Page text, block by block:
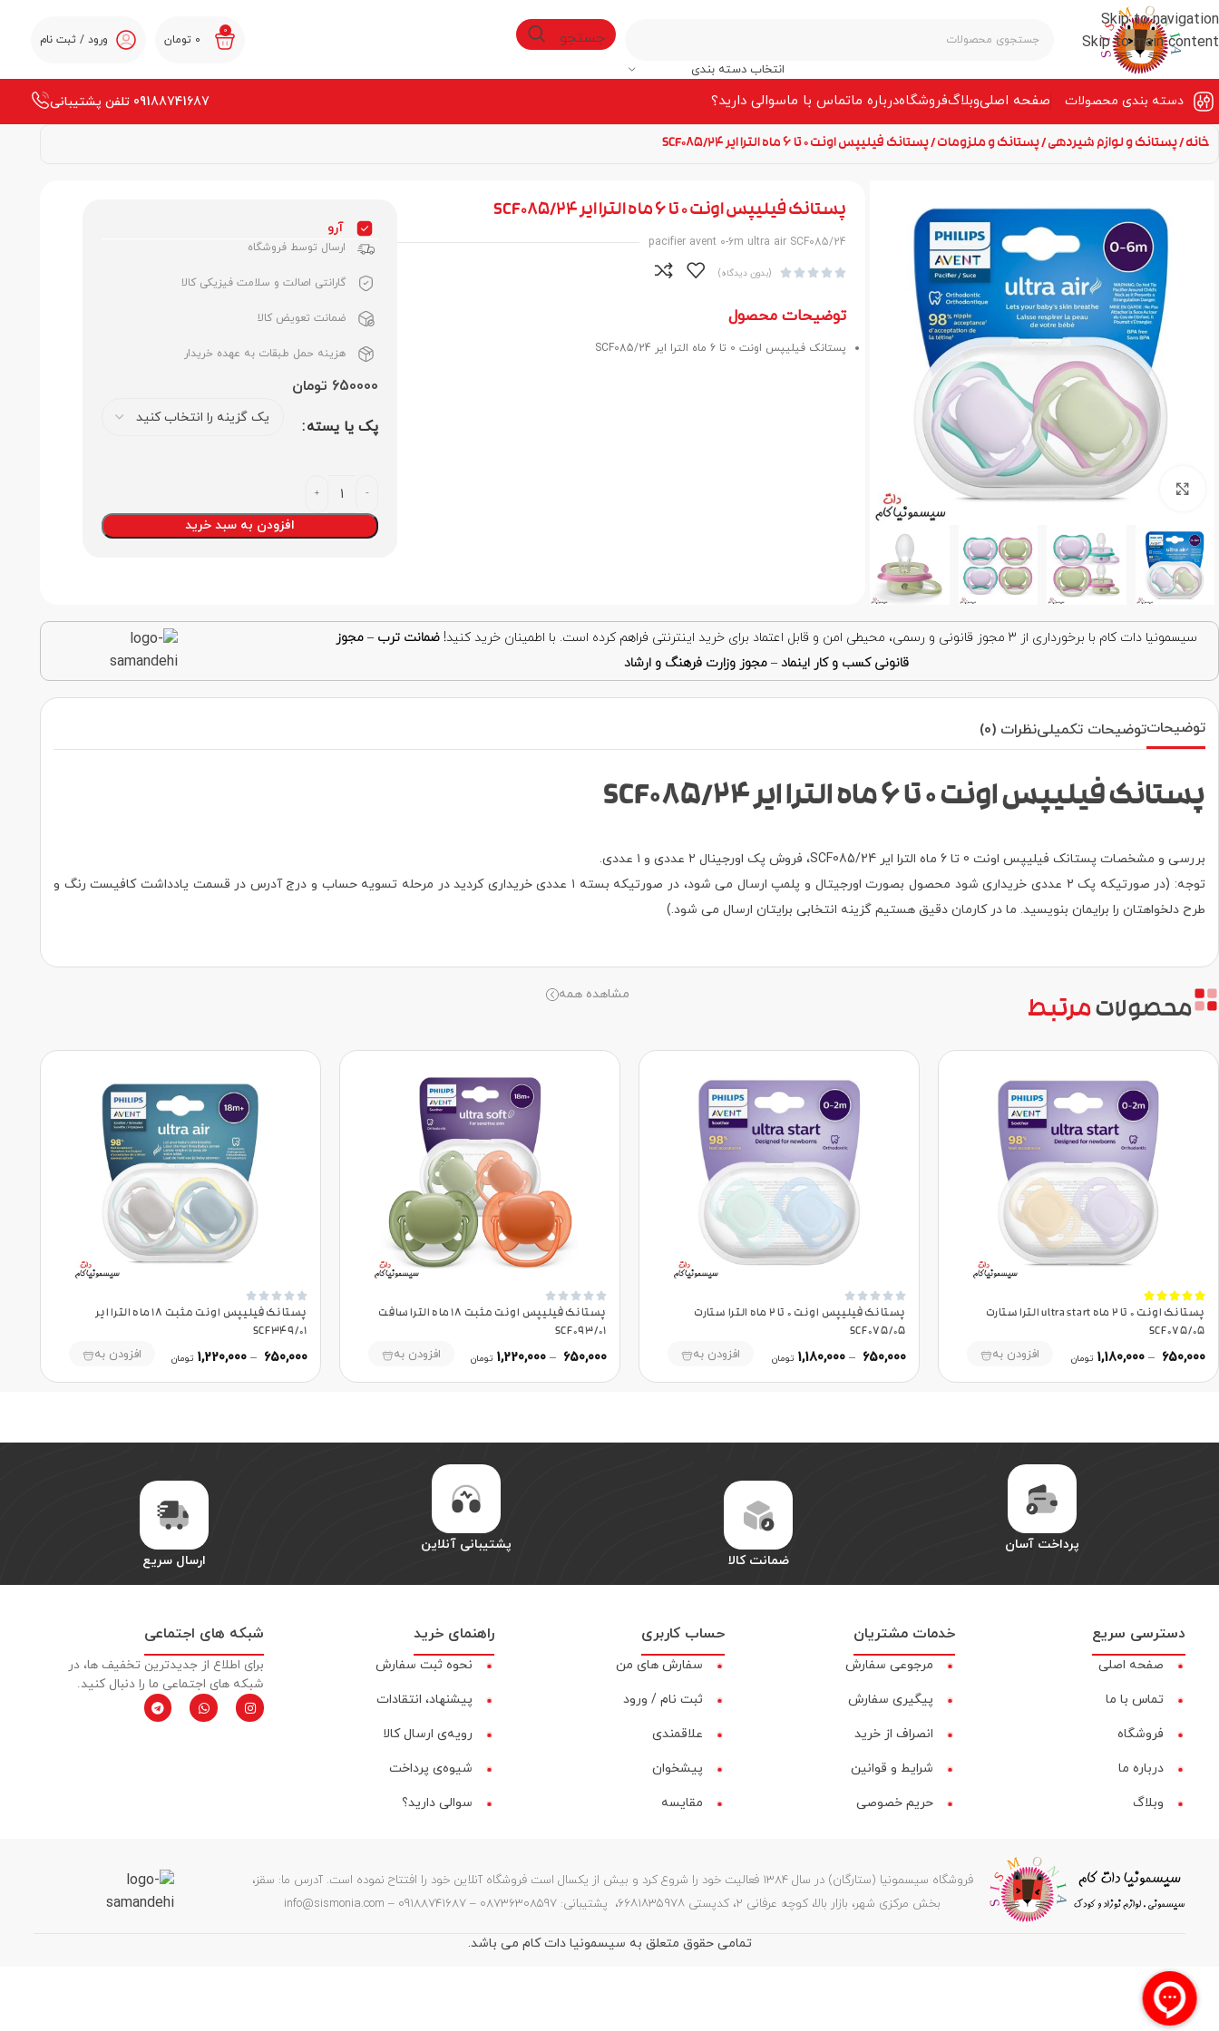
Skip to navigation
Skip to main content
انتخاب دسته بندی
جستجو 0
0 تومان ورود / ثبت نام
دسته بندی محصولات صفحه‌ اصلیوبلاگفروشگاهدرباره ماتماس با ماسوالی دارید؟ 09188741687 تلفن پشتیبانی
خانه پستانک و لوازم شیردهی پستانک و ملزومات پستانک فیلیپس اونت 0 تا 6 ماه الترا ایر SCF085/24
برای بزرگنمایی کلیک کنید
پستانک فیلیپس اونت 0 تا 6 ماه الترا ایر SCF085/24
pacifier avent 0-6m ultra air SCF085/24




 (بدون دیدگاه)
توضیحات محصول
پستانک فیلیپس اونت 0 تا 6 ماه الترا ایر SCF085/24
آرو
ارسال توسط فروشگاه
گارانتی اصالت و سلامت فیزیکی کالا
ضمانت تعویض کالا
هزینه حمل طبقات به عهده خریدار
650000 تومان
پک یا یسته
افزودن به سبد خرید
سیسمونیا دات کام با برخورداری از ۳ مجوز قانونی و رسمی، محیطی امن و قابل اعتماد برای خرید اینترنتی فراهم کرده است. با اطمینان خرید کنید! ضمانت ترب – مجوز
قانونی کسب و کار اینماد– مجوز وزارت فرهنگ و ارشاد
توضیحاتتوضیحات تکمیلینظرات (0)
پستانک فیلیپس اونت 0 تا 6 ماه الترا ایر SCF085/24
بررسی و مشخصات پستانک فیلیپس اونت 0 تا 6 ماه الترا ایر SCF085/24، فروش پک اورجینال ۲ عددی و ۱ عددی.
توجه: (در صورتیکه پک ۲ عددی خریداری شود محصول بصورت اورجیتال و پلمپ ارسال می شود، در صورتیکه بسته ۱ عددی خریداری کردید در مرحله تسویه حساب و درج آدرس در قسمت یادداشت کافیست رنگ و
طرح دلخواهتان را برایمان بنویسید. ما در کارمان دقیق هستیم گزینه انتخابی برایتان ارسال می شود.)
محصولاتمرتبط
مشاهده همه





پستانک اونت 0 تا 2 ماه ultra start الترا ستارت
SCF075/05
650,000
–
1,180,000 تومان افزودن به





پستانک فیلیپس اونت 0 تا 2 ماه الترا ستارت
SCF075/05
650,000
–
1,180,000 تومان افزودن به





پستانک فیلیپس اونت مثبت 18 ماه الترا سافت
SCF093/01
650,000
–
1,220,000 تومان افزودن به





پستانک فیلیپس اونت مثبت 18 ماه الترا ایر
SCF349/01
650,000
–
1,220,000 تومان افزودن به
پرداخت آسان
ضمانت کالا
پشتیبانی آنلاین
ارسال سریع
دسترسی سریع
صفحه اصلی
تماس با ما
فروشگاه
درباره ما
وبلاگ
خدمات مشتریان
مرجوعی سفارش
پیگیری سفارش
انصراف از خرید
شرایط و قوانین
حریم خصوصی
حساب کاربری
سفارش های من
ثبت نام / ورود
علاقمندی
پیشخوان
مقایسه‌
راهنمای خرید
نحوه ثبت سفارش
پیشنهاد، انتقادات
رویه‌ی ارسال کالا
شیوه‌ی پرداخت
سوالی دارید؟
شبکه های اجتماعی
برای اطلاع از جدیدترین تخفیف ها، در
شبکه های اجتماعی ما را دنبال کنید.
فروشگاه سیسمونیا (ستارگان) در سال 1384 فعالیت خود را شروع کرد و بیش از یکسال است فروشگاه آنلاین خود را افتتاح نموده است. آدرس ما: سقز،
بخش مرکزی شهر، بازار بالا، کوچه عرفانی ۲، کدپستی ۶۶۸۱۸۳۵۹۷۸، پشتیبانی: 08736308597 – 09188741687 – info@sismonia.com
تمامی حقوق متعلق به سیسمونیا دات کام می باشد.
جستجو